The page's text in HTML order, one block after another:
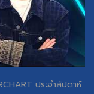
ประจำสัปดาห์